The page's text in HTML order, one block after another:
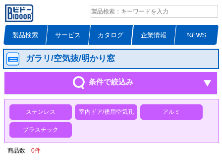
製品検索 サービス カタログ 企業情報 NEWS
ガラリ/空気抜/明かり窓
条件で絞込み
ステンレス 室内ドア/襖用空気孔 アルミ
プラスチック
商品数 0件